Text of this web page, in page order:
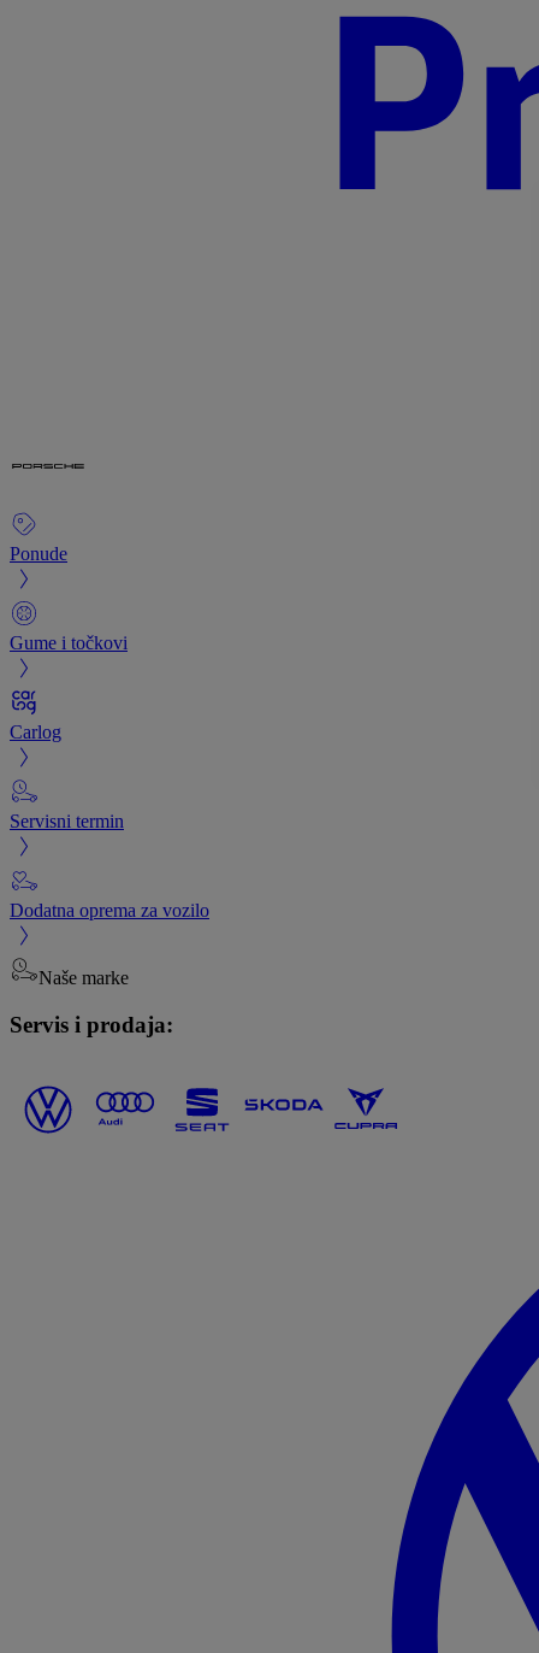
Ponude
Gume i točkovi
Carlog
Servisni termin
Dodatna oprema za vozilo
Naše marke
Servis i prodaja: